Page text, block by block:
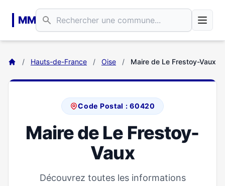
MM
/ Hauts-de-France / Oise / Maire de Le Frestoy-Vaux
Code Postal : 60420
Maire de Le Frestoy-
Vaux
Découvrez toutes les informations